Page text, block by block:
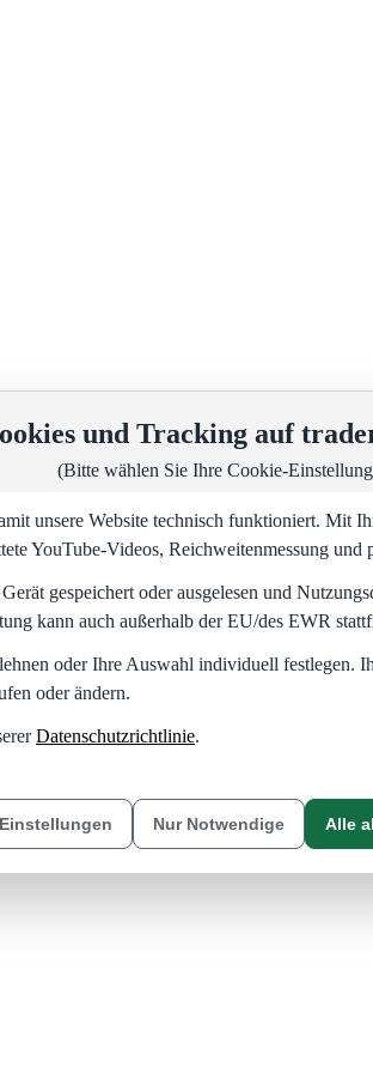
und Tracking auf
(Bitte wählen Sie Ihre Cookie-
unsere Website technisch funktioniert. Mit
YouTube-Videos, Reichweitenmessung und
gespeichert oder ausgelesen und
kann auch außerhalb der EU/des EWR
oder Ihre Auswahl individuell festlegen.
oder ändern.
Datenschutzrichtlinie.
Einstellungen Nur Notwendige Alle